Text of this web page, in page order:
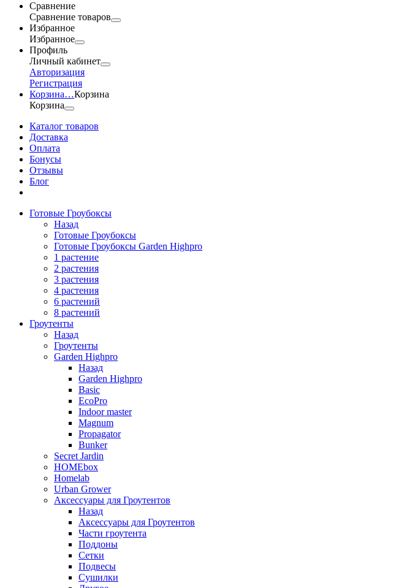
Сравнение
Сравнение товаров
Избранное
Избранное
Профиль
Личный кабинет
Авторизация
Регистрация
Корзина…Корзина
Корзина
Каталог товаров
Доставка
Оплата
Бонусы
Отзывы
Блог
Готовые Гроубоксы
Назад
Готовые Гроубоксы
Готовые Гроубоксы Garden Highpro
1 растение
2 растения
3 растения
4 растения
6 растений
8 растений
Гроутенты
Назад
Гроутенты
Garden Highpro
Назад
Garden Highpro
Basic
EcoPro
Indoor master
Magnum
Propagator
Bunker
Secret Jardin
HOMEbox
Homelab
Urban Grower
Аксессуары для Гроутентов
Назад
Аксессуары для Гроутентов
Части гроутента
Поддоны
Сетки
Подвесы
Сушилки